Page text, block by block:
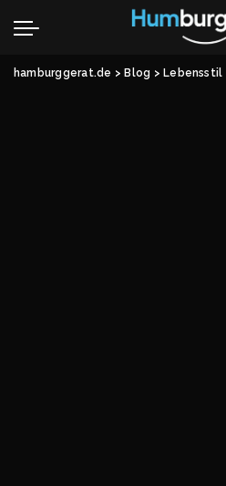
hamburggerat.de > Blog > Lebensstil